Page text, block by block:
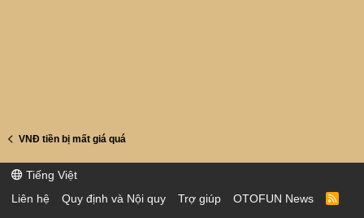
VNĐ tiền bị mất giá quá
Tiếng Việt
Liên hệ
Quy định và Nội quy Trợ giúp OTOFUN News
R